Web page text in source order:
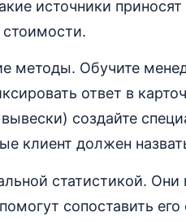
источники
стоимости.
методы. Обучите
ответ в
создайте
клиент должен
статистикой. Они
сопоставить его